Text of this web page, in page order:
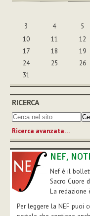
3
4 5
10
11 12
17
18 19
24
25 26
31
RICERCA
Ricerca avanzata…
NEF,
Nef è il
Sacro Cuore
La redazione
Per leggere la NEF puoi